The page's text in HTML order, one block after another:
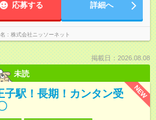
応募する 詳細へ
株式会社ニッソーネット
掲載日：2026.08.08
未読
NEW
子駅！長期！カンタン受